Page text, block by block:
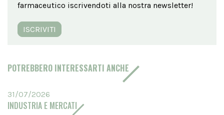
farmaceutico iscrivendoti alla nostra newsletter!
ISCRIVITI
POTREBBERO INTERESSARTI ANCHE
31/07/2026
INDUSTRIA E MERCATI